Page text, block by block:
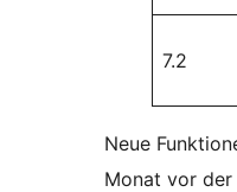
7.2
Neue
Monat vor